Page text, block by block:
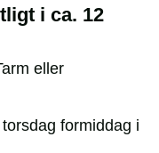
i ca. 12
eller
formiddag i